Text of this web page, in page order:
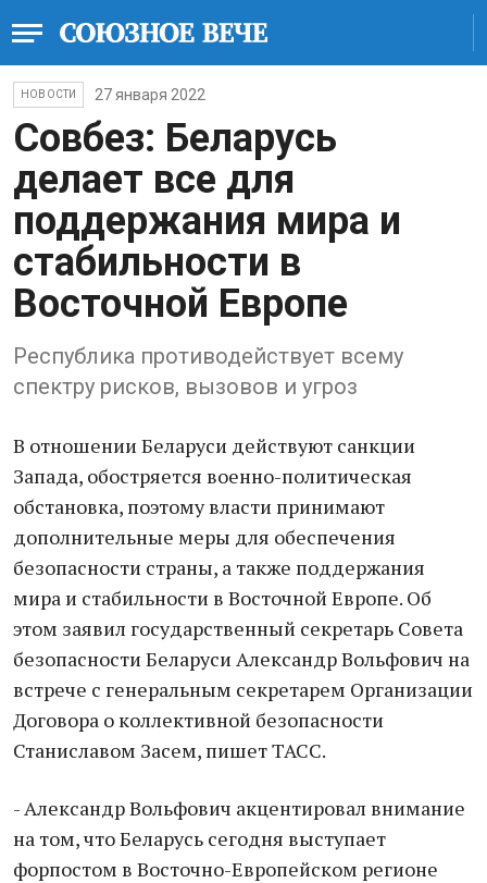
НОВОСТИ 27 января 2022
Совбез: Беларусь
делает все для
поддержания мира и
стабильности в
Восточной Европе
Республика противодействует всему
спектру рисков, вызовов и угроз
В отношении Беларуси действуют санкции
Запада, обостряется военно-политическая
обстановка, поэтому власти принимают
дополнительные меры для обеспечения
безопасности страны, а также поддержания
мира и стабильности в Восточной Европе. Об
этом заявил государственный секретарь Совета
безопасности Беларуси Александр Вольфович на
встрече с генеральным секретарем Организации
Договора о коллективной безопасности
Станиславом Засем, пишет ТАСС.
- Александр Вольфович акцентировал внимание
на том, что Беларусь сегодня выступает
форпостом в Восточно-Европейском регионе